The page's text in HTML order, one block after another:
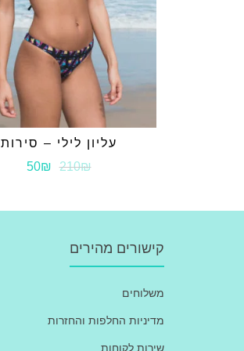
עליון לילי – סירות
210₪
50₪
קישורים מהירים
משלוחים
מדיניות החלפות והחזרות
שירות לקוחות